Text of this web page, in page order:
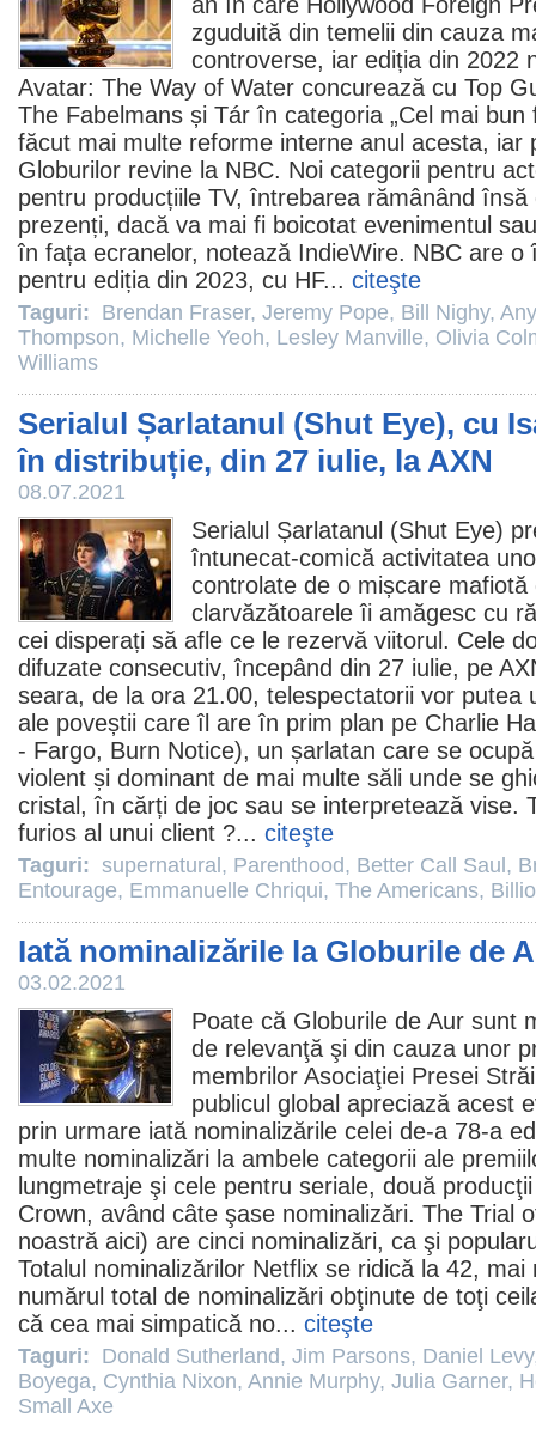
zguduită din temelii din cauza
controverse, iar ediția din 2022
Avatar: The Way of Water concurează cu Top
The Fabelmans și Tár în categoria „Cel mai bun
făcut mai multe reforme interne anul acesta, iar
Globurilor revine la NBC. Noi categorii pentru
pentru producțiile TV, întrebarea rămânând
prezenți, dacă va mai fi boicotat evenimentul
în fața ecranelor, notează IndieWire. NBC are
pentru ediția din 2023, cu HF... citeşte
Taguri: Brendan Fraser, Jeremy Pope, Bill Nighy,
Thompson, Michelle Yeoh, Lesley Manville, Olivia
Williams
Serialul Șarlatanul (Shut Eye), cu
în distribuție, din 27 iulie, la AXN
08.07.2021
Serialul Șarlatanul (Shut Eye)
întunecat-comică activitatea
controlate de o mișcare mafiotă
clarvăzătoarele îi amăgesc cu
cei disperați să afle ce le rezervă viitorul. Cele
difuzate consecutiv, începând din 27 iulie, pe
seara, de la ora 21.00, telespectatorii vor putea
ale poveștii care îl are în prim plan pe Charlie
- Fargo, Burn Notice), un șarlatan care se
violent și dominant de mai multe săli unde se
cristal, în cărți de joc sau se interpretează vise.
furios al unui client ?... citeşte
Taguri: supernatural , Parenthood, Better Call Saul ,
Entourage, Emmanuelle Chriqui, The Americans,
Iată nominalizările la Globurile de
03.02.2021
Poate că Globurile de Aur sunt
de relevanţă şi din cauza unor
membrilor Asociaţiei Presei
publicul global apreciază acest
prin urmare iată nominalizările celei de-a 78-a
multe nominalizări la ambele categorii ale
lungmetraje şi cele pentru seriale, două
Crown, având câte şase nominalizări. The Trial
noastră aici) are cinci nominalizări, ca şi
Totalul nominalizărilor Netflix se ridică la 42,
numărul total de nominalizări obţinute de toţi
că cea mai simpatică no... citeşte
Taguri: Donald Sutherland, Jim Parsons, Daniel Levy
Boyega, Cynthia Nixon, Annie Murphy, Julia Garner,
Small Axe